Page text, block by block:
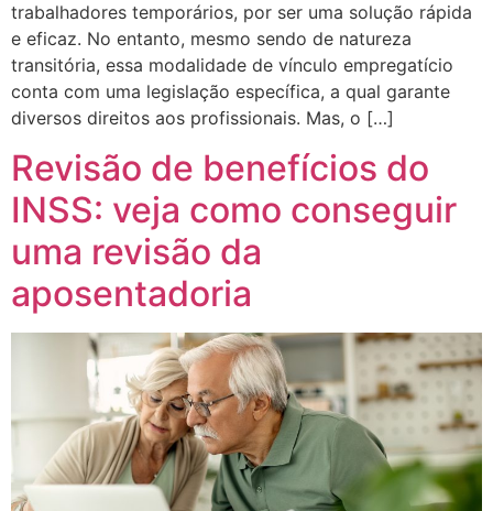
trabalhadores temporários, por ser uma solução rápida
e eficaz. No entanto, mesmo sendo de natureza
transitória, essa modalidade de vínculo empregatício
conta com uma legislação específica, a qual garante
diversos direitos aos profissionais. Mas, o […]
Revisão de benefícios do
INSS: veja como conseguir
uma revisão da
aposentadoria